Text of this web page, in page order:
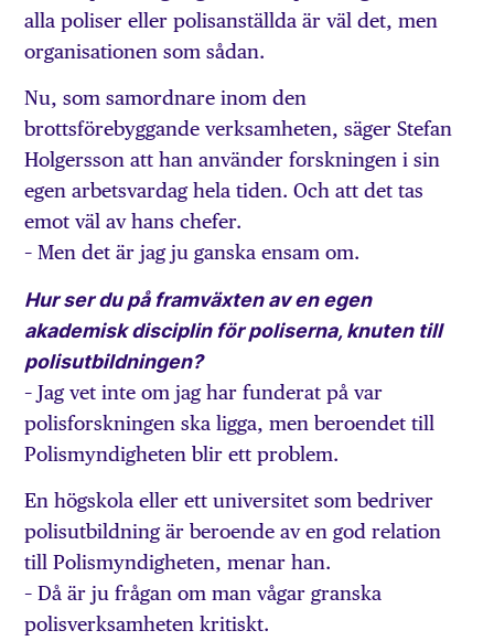
alla poliser eller polisanställda är väl det, men
organisationen som sådan.
Nu, som samordnare inom den
brottsförebyggande verksamheten, säger Stefan
Holgersson att han använder forskningen i sin
egen arbetsvardag hela tiden. Och att det tas
emot väl av hans chefer.
– Men det är jag ju ganska ensam om.
Hur ser du på framväxten av en egen
akademisk disciplin för poliserna, knuten till
polisutbildningen?
– Jag vet inte om jag har funderat på var
polisforskningen ska ligga, men beroendet till
Polismyndigheten blir ett problem.
En högskola eller ett universitet som bedriver
polisutbildning är beroende av en god relation
till Polismyndigheten, menar han.
– Då är ju frågan om man vågar granska
polisverksamheten kritiskt.